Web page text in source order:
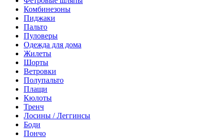
Комбинезоны
Пиджаки
Пальто
Пуловеры
Одежда для дома
Жилеты
Шорты
Ветровки
Полупальто
Плащи
Кюлоты
Тренч
Лосины / Леггинсы
Боди
Пончо